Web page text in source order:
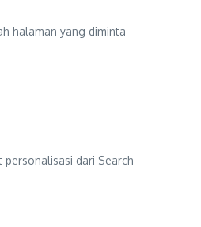
halaman yang diminta
dari Search